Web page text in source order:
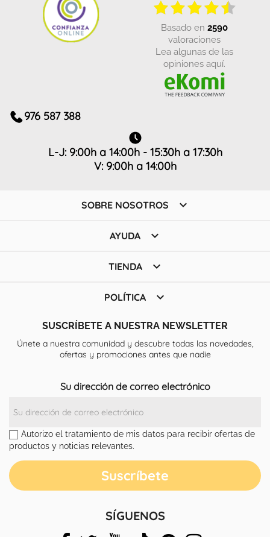
basado en 2590
valoraciones
Lea algunas de las
opiniones aquí.
976 587 388
L-J: 9:00h a 14:00h - 15:30h a 17:30h
V: 9:00h a 14:00h
SOBRE NOSOTROS 
AYUDA 
TIENDA 
POLÍTICA 
SUSCRÍBETE A NUESTRA NEWSLETTER
Únete a nuestra comunidad y descubre todas las novedades,
ofertas y promociones antes que nadie
Su dirección de correo electrónico
Autorizo el tratamiento de mis datos para recibir ofertas de
productos y noticias relevantes.
SÍGUENOS